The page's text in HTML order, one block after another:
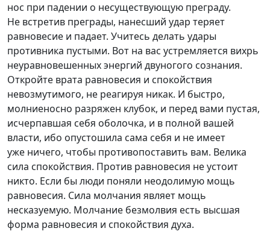
нос при падении о несуществующую преграду.
Не встретив преграды, нанесший удар теряет
равновесие и падает. Учитесь делать удары
противника пустыми. Вот на вас устремляется вихрь
неуравновешенных энергий двуногого сознания.
Откройте врата равновесия и спокойствия
невозмутимого, не реагируя никак. И быстро,
молниеносно разряжен клубок, и перед вами пустая,
исчерпавшая себя оболочка, и в полной вашей
власти, ибо опустошила сама себя и не имеет
уже ничего, чтобы противопоставить вам. Велика
сила спокойствия. Против равновесия не устоит
никто. Если бы люди поняли неодолимую мощь
равновесия. Сила молчания являет мощь
несказуемую. Молчание безмолвия есть высшая
форма равновесия и спокойствия духа.